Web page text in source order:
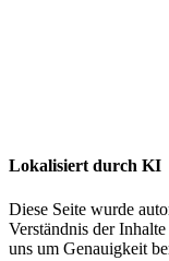
Lokalisiert durch KI
Diese Seite wurde
Verständnis der
uns um Genauigkeit